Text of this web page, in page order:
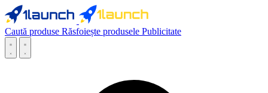
Caută produse Răsfoiește produsele Publicitate